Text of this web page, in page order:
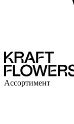
Ассортимент